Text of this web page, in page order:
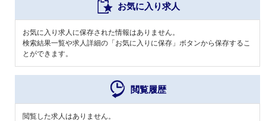
お気に入り求人
お気に入り求人に保存された情報はありません。
検索結果一覧や求人詳細の「お気に入りに保存」ボタンから保存するこ
とができます。
閲覧履歴
閲覧した求人はありません。